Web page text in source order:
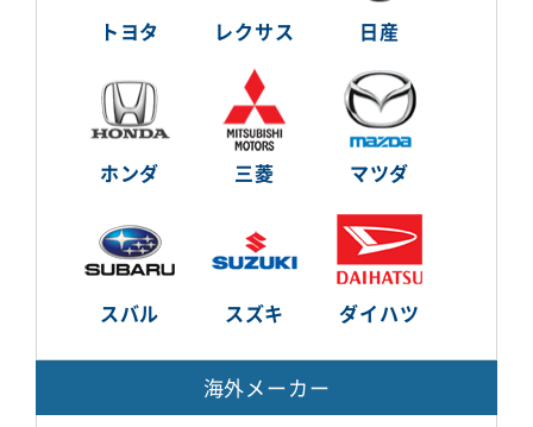
トヨタ レクサス 日産
ホンダ 三菱 マツダ
スバル スズキ ダイハツ
海外メーカー